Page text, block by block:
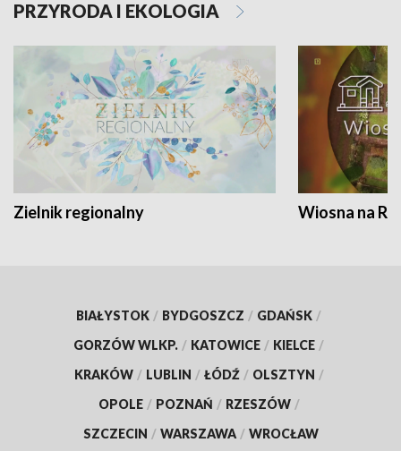
PRZYRODA I EKOLOGIA
Zielnik regionalny Wiosna na
BIAŁYSTOK / BYDGOSZCZ / GDAŃSK /
GORZÓW WLKP. / KATOWICE / KIELCE /
KRAKÓW / LUBLIN / ŁÓDŹ / OLSZTYN /
OPOLE / POZNAŃ / RZESZÓW /
SZCZECIN / WARSZAWA / WROCŁAW